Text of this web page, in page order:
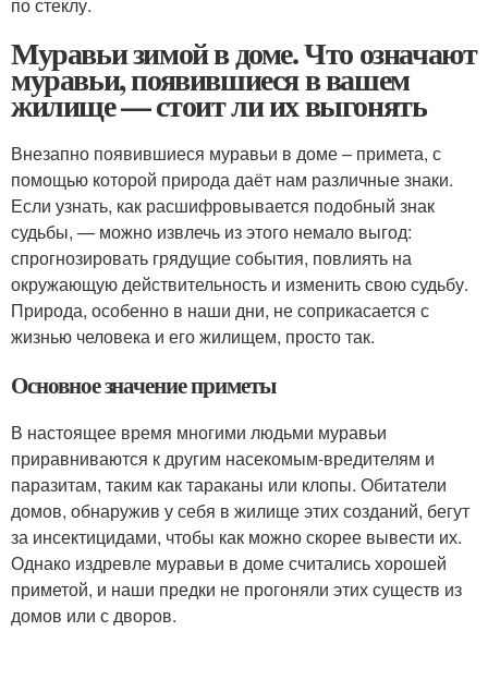
по стеклу.
Муравьи зимой в доме. Что означают
муравьи, появившиеся в вашем
жилище — стоит ли их выгонять
Внезапно появившиеся муравьи в доме – примета, с
помощью которой природа даёт нам различные знаки.
Если узнать, как расшифровывается подобный знак
судьбы, — можно извлечь из этого немало выгод:
спрогнозировать грядущие события, повлиять на
окружающую действительность и изменить свою судьбу.
Природа, особенно в наши дни, не соприкасается с
жизнью человека и его жилищем, просто так.
Основное значение приметы
В настоящее время многими людьми муравьи
приравниваются к другим насекомым-вредителям и
паразитам, таким как тараканы или клопы. Обитатели
домов, обнаружив у себя в жилище этих созданий, бегут
за инсектицидами, чтобы как можно скорее вывести их.
Однако издревле муравьи в доме считались хорошей
приметой, и наши предки не прогоняли этих существ из
домов или с дворов.